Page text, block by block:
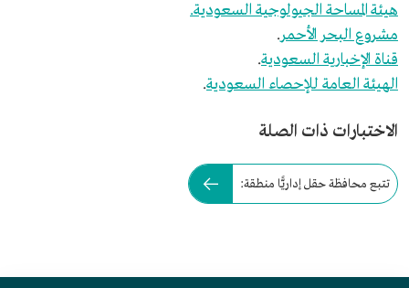
هيئة المساحة الجيولوجية السعودية.
مشروع البحر الأحمر.
قناة الإخبارية السعودية.
الهيئة العامة للإحصاء السعودية.
الاختبارات ذات الصلة
تتبع محافظة حقل إداريًّا منطقة: